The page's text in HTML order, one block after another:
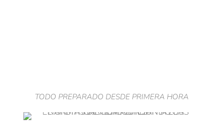
TODO PREPARADO DESDE PRIMERA HORA